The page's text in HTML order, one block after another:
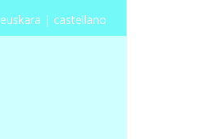
euskara | castellano